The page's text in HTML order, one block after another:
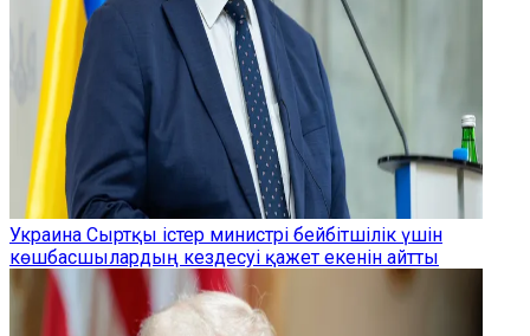
Украина Сыртқы істер министрі бейбітшілік үшін
көшбасшылардың кездесуі қажет екенін айтты